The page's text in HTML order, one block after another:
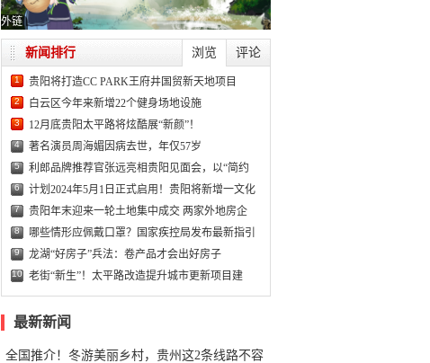
外链
浏览 评论
新闻排行
1 贵阳将打造CC PARK王府井国贸新天地项目
2 白云区今年来新增22个健身场地设施
3 12月底贵阳太平路将炫酷展“新颜”！
4 著名演员周海媚因病去世，年仅57岁
5 利郎品牌推荐官张远亮相贵阳见面会，以“简约
6 计划2024年5月1日正式启用！贵阳将新增一文化
7 贵阳年末迎来一轮土地集中成交 两家外地房企
8 哪些情形应佩戴口罩？国家疾控局发布最新指引
9 龙湖“好房子”兵法：卷产品才会出好房子
10 老街“新生”！太平路改造提升城市更新项目建
最新新闻
全国推介！冬游美丽乡村，贵州这2条线路不容